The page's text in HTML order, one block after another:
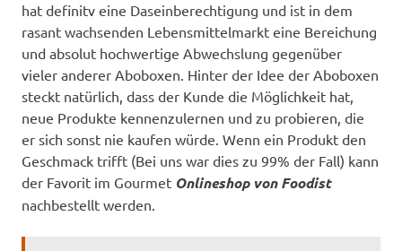
hat definitv eine Daseinberechtigung und ist in dem
rasant wachsenden Lebensmittelmarkt eine Bereichung
und absolut hochwertige Abwechslung gegenüber
vieler anderer Aboboxen. Hinter der Idee der Aboboxen
steckt natürlich, dass der Kunde die Möglichkeit hat,
neue Produkte kennenzulernen und zu probieren, die
er sich sonst nie kaufen würde. Wenn ein Produkt den
Geschmack trifft (Bei uns war dies zu 99% der Fall) kann
der Favorit im Gourmet Onlineshop von Foodist
nachbestellt werden.